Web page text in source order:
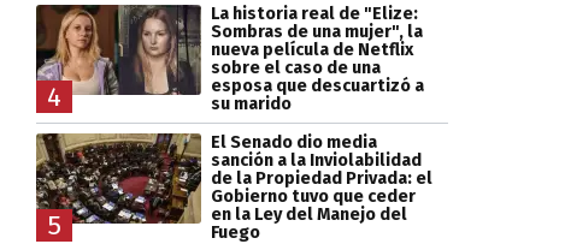
4
La historia real de "Elize:
Sombras de una mujer", la
nueva película de Netflix
sobre el caso de una
esposa que descuartizó a
su marido
5
El Senado dio media
sanción a la Inviolabilidad
de la Propiedad Privada: el
Gobierno tuvo que ceder
en la Ley del Manejo del
Fuego